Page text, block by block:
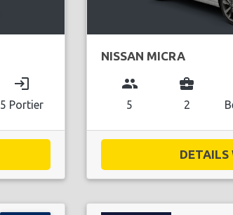
login
5 Portier
NISSAN MICRA
group
5
business_center
2
DETAILS